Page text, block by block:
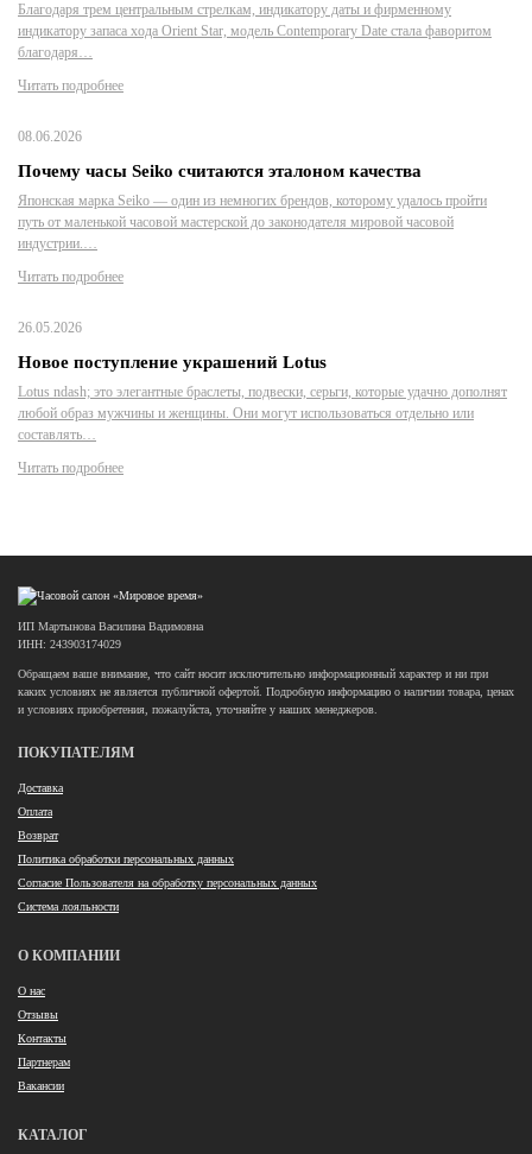
Благодаря трем центральным стрелкам, индикатору даты и фирменному
индикатору запаса хода Orient Star, модель Contemporary Date стала фаворитом
благодаря…
Читать подробнее
08.06.2026
Почему часы Seiko считаются эталоном качества
Японская марка Seiko — один из немногих брендов, которому удалось пройти
путь от маленькой часовой мастерской до законодателя мировой часовой
индустрии.…
Читать подробнее
26.05.2026
Новое поступление украшений Lotus
Lotus ndash; это элегантные браслеты, подвески, серьги, которые удачно дополнят
любой образ мужчины и женщины. Они могут использоваться отдельно или
составлять…
Читать подробнее
ИП Мартынова Василина Вадимовна
ИНН: 243903174029
Обращаем ваше внимание, что сайт носит исключительно информационный характер и ни при
каких условиях не является публичной офертой. Подробную информацию о наличии товара, ценах
и условиях приобретения, пожалуйста, уточняйте у наших менеджеров.
ПОКУПАТЕЛЯМ
Доставка
Оплата
Возврат
Политика обработки персональных данных
Согласие Пользователя на обработку персональных данных
Система лояльности
О КОМПАНИИ
О нас
Отзывы
Контакты
Партнерам
Вакансии
КАТАЛОГ